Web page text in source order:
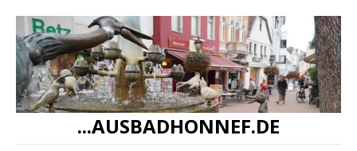
...AUSBADHONNEF.DE